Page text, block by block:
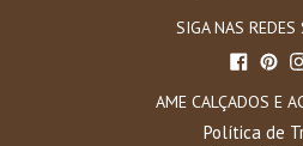
SIGA NAS REDES
AME CALÇADOS E
Política de